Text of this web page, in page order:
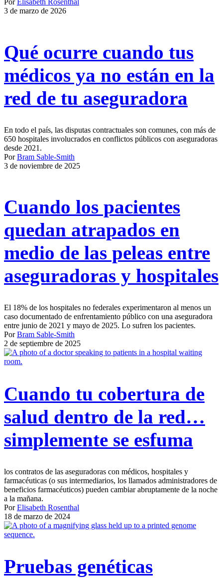
Por Elisabeth Rosenthal
3 de marzo de 2026
Qué ocurre cuando tus
médicos ya no están en la
red de tu aseguradora
En todo el país, las disputas contractuales son comunes, con más de
650 hospitales involucrados en conflictos públicos con aseguradoras
desde 2021.
PorBram Sable-Smith
3 de noviembre de 2025
Cuando los pacientes
quedan atrapados en
medio de las peleas entre
aseguradoras y hospitales
El 18% de los hospitales no federales experimentaron al menos un
caso documentado de enfrentamiento público con una aseguradora
entre junio de 2021 y mayo de 2025. Lo sufren los pacientes.
PorBram Sable-Smith
2 de septiembre de 2025
Cuando tu cobertura de
salud dentro de la red…
simplemente se esfuma
los contratos de las aseguradoras con médicos, hospitales y
farmacéuticas (o sus intermediarios, los llamados administradores de
beneficios farmacéuticos) pueden cambiar abruptamente de la noche
a la mañana.
PorElisabeth Rosenthal
18 de marzo de 2024
Pruebas genéticas